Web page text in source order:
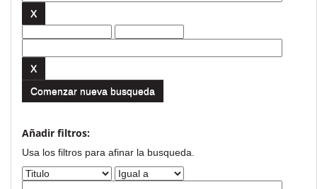
Comenzar nueva busqueda
Añadir filtros:
Usa los filtros para afinar la busqueda.